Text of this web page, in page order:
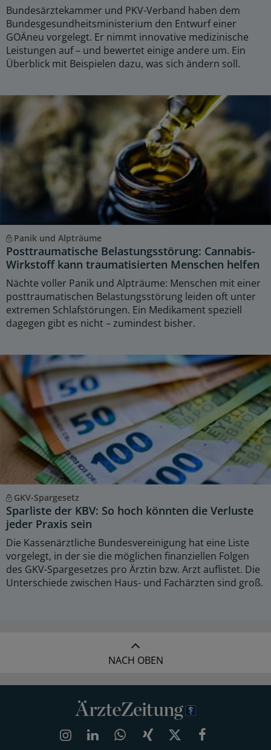
Bundesärztekammer und PKV-Verband haben dem
Bundesgesundheitsministerium den Entwurf einer
GOÄneu vorgelegt. Er nimmt innovative medizinische
Leistungen auf – und bewertet einige andere um. Ein
Überblick mit Beispielen dazu, was sich ändern soll.
Panik und Alpträume
Posttraumatische Belastungsstörung: Cannabis-
Wirkstoff kann traumatisierten Menschen helfen
Nächte voller Panik und Alpträume: Menschen mit einer
posttraumatischen Belastungsstörung leiden oft unter
extremen Schlafstörungen. Ein Medikament speziell
dagegen gibt es nicht – zumindest bisher.
GKV-Spargesetz
Sparliste der KBV: So hoch könnten die Verluste
jeder Praxis sein
Die Kassenärztliche Bundesvereinigung hat eine Liste
vorgelegt, in der sie die möglichen finanziellen Folgen
des GKV-Spargesetzes pro Ärztin bzw. Arzt auflistet. Die
Unterschiede zwischen Haus- und Fachärzten sind groß.
NACH OBEN